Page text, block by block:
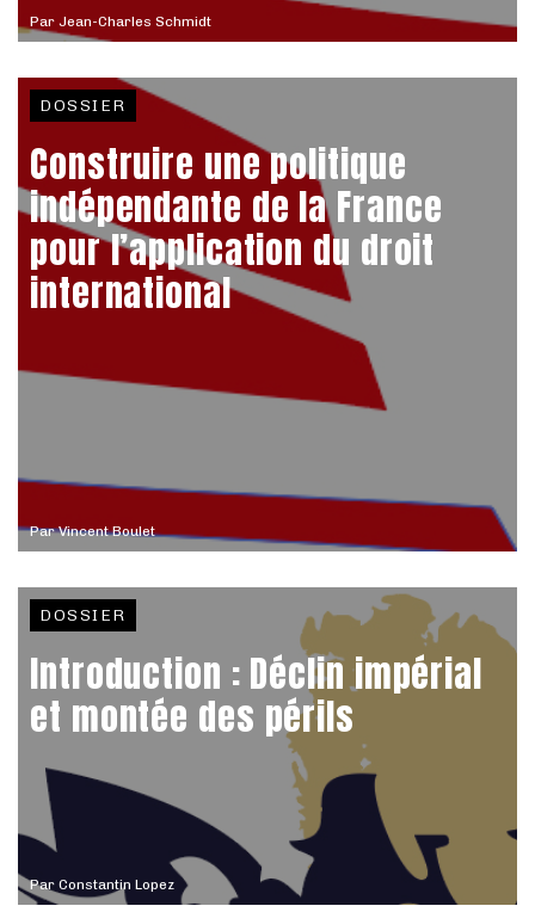
Par Jean-Charles Schmidt
ParVincent Boulet
DOSSIER
Construire une politique
indépendante de la France
pour l’application du droit
international
Par Constantin Lopez
DOSSIER
Introduction : Déclin impérial
et montée des périls